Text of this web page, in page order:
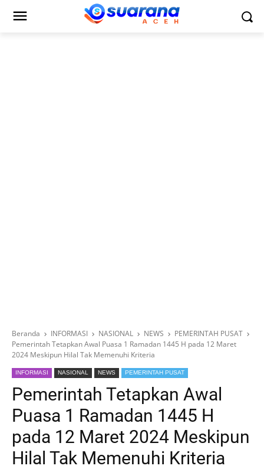
Beranda INFORMASI NASIONAL NEWS
PEMERINTAH PUSAT
Pemerintah Tetapkan Awal Puasa 1 Ramadan 1445 H pada 12 Maret
2024 Meskipun Hilal Tak Memenuhi Kriteria
INFORMASI NASIONAL NEWS PEMERINTAH PUSAT
Pemerintah Tetapkan Awal
Puasa 1 Ramadan 1445 H
pada 12 Maret 2024 Meskipun
Hilal Tak Memenuhi Kriteria